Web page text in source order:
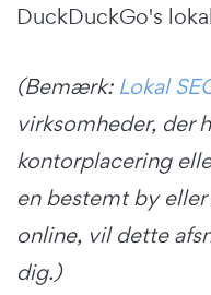
DuckDuckGo's
(Bemærk: Lokal
virksomheder, der
kontorplacering
en bestemt by
online, vil dette
dig.)